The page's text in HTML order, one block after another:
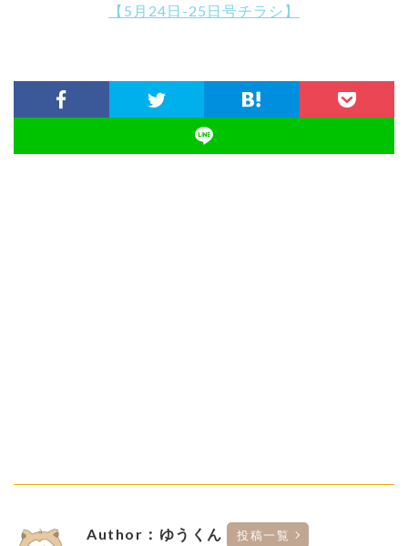
【5月24日-25日号チラシ】
Author：ゆうくん 投稿一覧